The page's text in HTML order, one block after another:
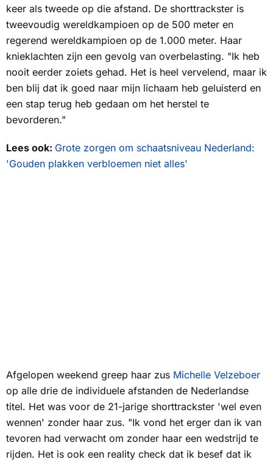
keer als tweede op die afstand. De shorttrackster is
tweevoudig wereldkampioen op de 500 meter en
regerend wereldkampioen op de 1.000 meter. Haar
knieklachten zijn een gevolg van overbelasting. "Ik heb
nooit eerder zoiets gehad. Het is heel vervelend, maar ik
ben blij dat ik goed naar mijn lichaam heb geluisterd en
een stap terug heb gedaan om het herstel te
bevorderen."
Lees ook: Grote zorgen om schaatsniveau Nederland:
'Gouden plakken verbloemen niet alles'
Afgelopen weekend greep haar zus Michelle Velzeboer
op alle drie de individuele afstanden de Nederlandse
titel. Het was voor de 21-jarige shorttrackster 'wel even
wennen' zonder haar zus. "Ik vond het erger dan ik van
tevoren had verwacht om zonder haar een wedstrijd te
rijden. Het is ook een reality check dat ik besef dat ik